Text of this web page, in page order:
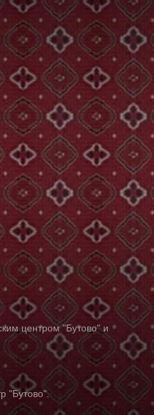
центром "Бутово" и
"Бутово".